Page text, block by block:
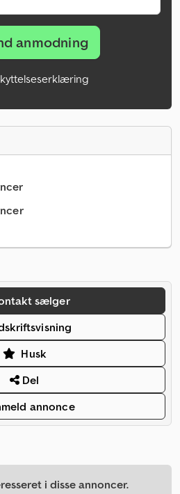
anmodning
sælger
Husk
Del
annonce
i disse annoncer.